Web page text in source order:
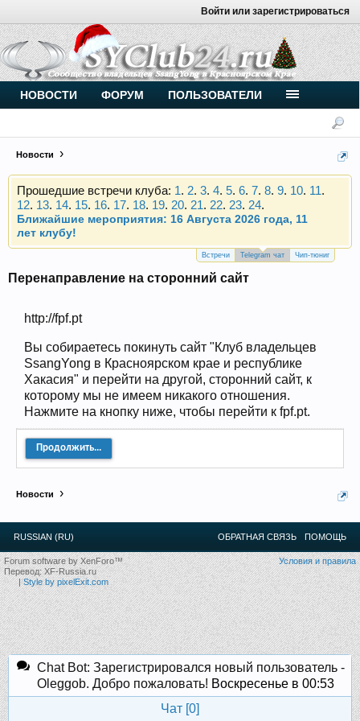
Войти или зарегистрироваться
Новости
Внимание, новые участники нашего клуба!
Основное общение происходит вTelegram-чате.
Присоединяйтесь.
Чип-тюнинг (прошивка) дизелей от
Vahmurka
12.13.14.15.16.17.18.19.20.21.22.23.24.
Ближайшие мероприятия: 16 Августа 2026 года, 11
лет клубу!
Внимание, новые участники нашего клуба!
Основное общение происходит вTelegram-чате.
Чип-тюнинг (прошивка) дизелей от
Прошедшие встречи клуба:1.2 .3.4 .5 .6.7.8.9.10
12.13.14.15.16.17.18 .19.20.21 22.23.24.
Ближайшие мероприятия: 16 Августа 2026 года, 11
лет клубу!
Встречи Telegram чат Чип-тюниг
Перенаправление на сторонний сайт
http://fpf.pt
Вы собираетесь покинуть сайт "Клуб владельцев
SsangYong в Красноярском крае и республике
Хакасия" и перейти на другой, сторонний сайт, к
которому мы не имеем никакого отношения.
Нажмите на кнопку ниже, чтобы перейти к fpf.pt.
Продолжить...
Новости
НОВОСТИ ФОРУМ ПОЛЬЗОВАТЕЛИ
RUSSIAN (RU) ОБРАТНАЯ СВЯЗЬ ПОМОЩЬ
Условия и правила
Forum software by XenForo™
Перевод:XF-Russia.ru
|Style by pixelExit.com
Chat Bot: Зарегистрировался новый пользователь -
Oleggob. Добро пожаловать! Воскресенье в 00:53
Чат [0]